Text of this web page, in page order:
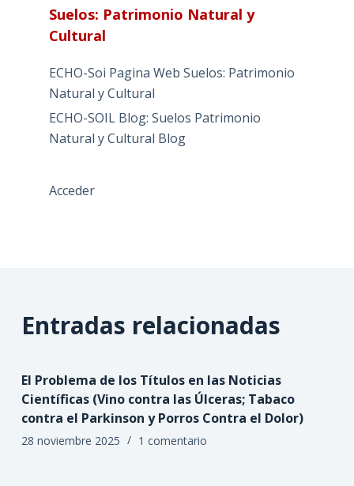
Suelos: Patrimonio Natural y
Cultural
ECHO-Soi Pagina Web Suelos: Patrimonio
Natural y Cultural
ECHO-SOIL Blog: Suelos Patrimonio
Natural y Cultural Blog
Acceder
Entradas relacionadas
El Problema de los Títulos en las Noticias
Científicas (Vino contra las Úlceras; Tabaco
contra el Parkinson y Porros Contra el Dolor)
28 noviembre 2025 1 comentario